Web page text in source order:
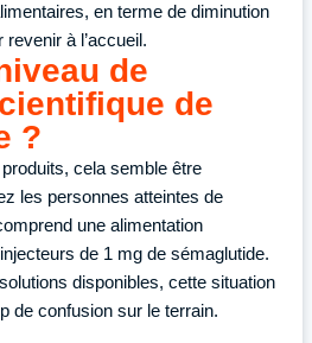
en terme de diminution
revenir à l’accueil.
de
de
?
cela semble être
les personnes atteintes de
une alimentation
de 1 mg de sémaglutide.
disponibles, cette situation
de confusion sur le terrain.